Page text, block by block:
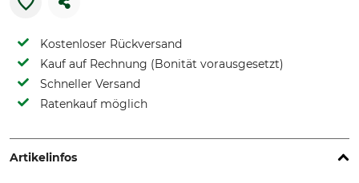
Kostenloser Rückversand
Kauf auf Rechnung (Bonität vorausgesetzt)
Schneller Versand
Ratenkauf möglich
Artikelinfos